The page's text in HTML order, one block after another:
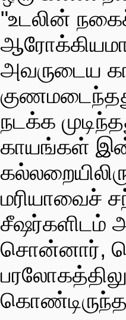
"உடலின்
அவருடைய
நடக்க
காயங்கள்
மரியாவைச்
சீஷர்களிடம்
சொன்னார்,